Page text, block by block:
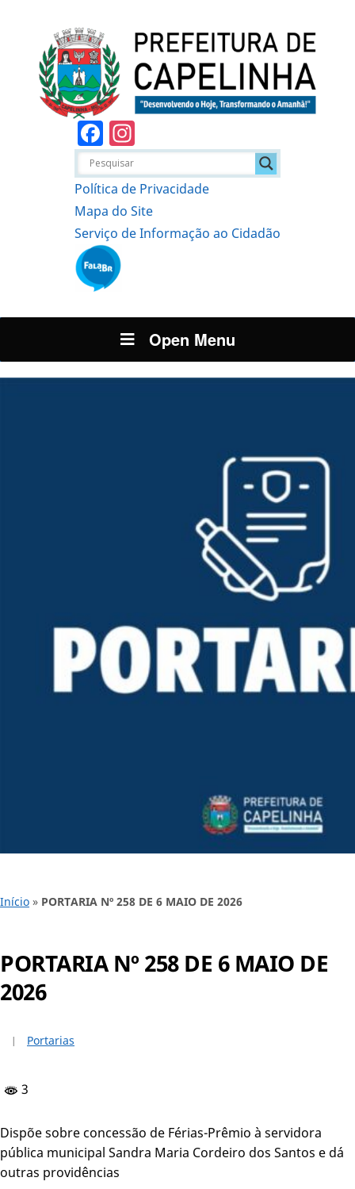
Facebook
Política de Privacidade
Mapa do Site
Serviço de Informação ao Cidadão
Open Menu
Início » PORTARIA Nº 258 DE 6 MAIO DE 2026
PORTARIA Nº 258 DE 6 MAIO DE
2026
Portarias
3
Dispõe sobre concessão de Férias-Prêmio à servidora
pública municipal Sandra Maria Cordeiro dos Santos e dá
outras providências